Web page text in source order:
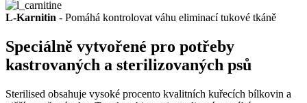
L-Karnitin - Pomáhá kontrolovat váhu eliminací tukové tkáně
Speciálně vytvořené pro potřeby
kastrovaných a sterilizovaných psů
Sterilised obsahuje vysoké procento kvalitních kuřecích bílkovin a